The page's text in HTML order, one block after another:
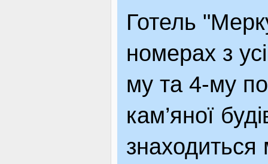
Готель
номерах з
му та 4-му
кам’яної